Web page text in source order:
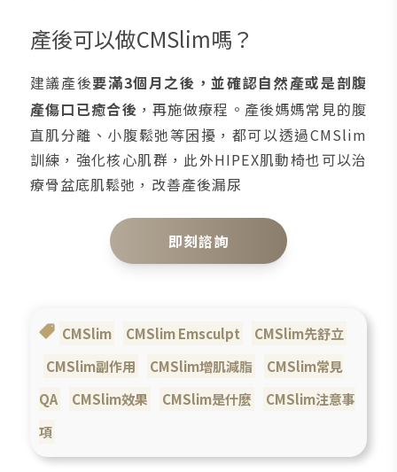
產後可以做CMSlim嗎？
建議產後要滿3個月之後，並確認自然產或是剖腹
產傷口已癒合後 ，再施做療程。產後媽媽常見的腹
直肌分離、小腹鬆弛等困擾，都可以透過CMSlim
訓練，強化核心肌群，此外HIPEX肌動椅也可以治
療骨盆底肌鬆弛，改善產後漏尿
即刻諮詢
CMSlim CMSlim Emsculpt
CMSlim先舒立
CMSlim副作用
CMSlim增肌減脂
CMSlim常見
QA
CMSlim效果 CMSlim是什麼
CMSlim注意事
項